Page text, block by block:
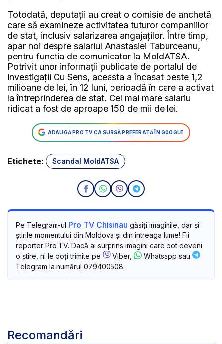
Totodată, deputații au creat o comisie de anchetă
care să examineze activitatea tuturor companiilor
de stat, inclusiv salarizarea angajaților. Între timp,
apar noi despre salariul Anastasiei Taburceanu,
pentru funcția de comunicator la MoldATSA.
Potrivit unor informații publicate de portalul de
investigații Cu Sens, aceasta a încasat peste 1,2
milioane de lei, în 12 luni, perioadă în care a activat
la întreprinderea de stat. Cel mai mare salariu
ridicat a fost de aproape 150 de mii de lei.
ADAUGĂ PRO TV CA SURSĂ PREFERATĂ ÎN GOOGLE
Etichete: Scandal MoldATSA
Pe Telegram-ul Pro TV Chisinau găsiți imaginile, dar și
știrile momentului din Moldova și din întreaga lume! Fii
reporter Pro TV. Dacă ai surprins imagini care pot deveni
o știre, ni le poți trimite pe
Viber,
Whatsapp sau
Telegram la numărul 079400508.
Recomandări